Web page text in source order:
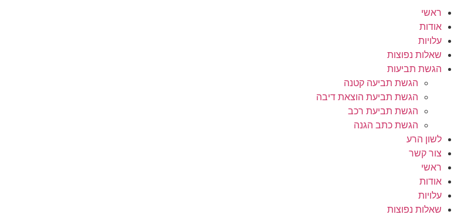
ראשי
אודות
עלויות
שאלות נפוצות
הגשת תביעות
הגשת תביעה קטנה
הגשת תביעת הוצאת דיבה
הגשת תביעת רכב
הגשת כתב הגנה
לשון הרע
צור קשר
ראשי
אודות
עלויות
שאלות נפוצות